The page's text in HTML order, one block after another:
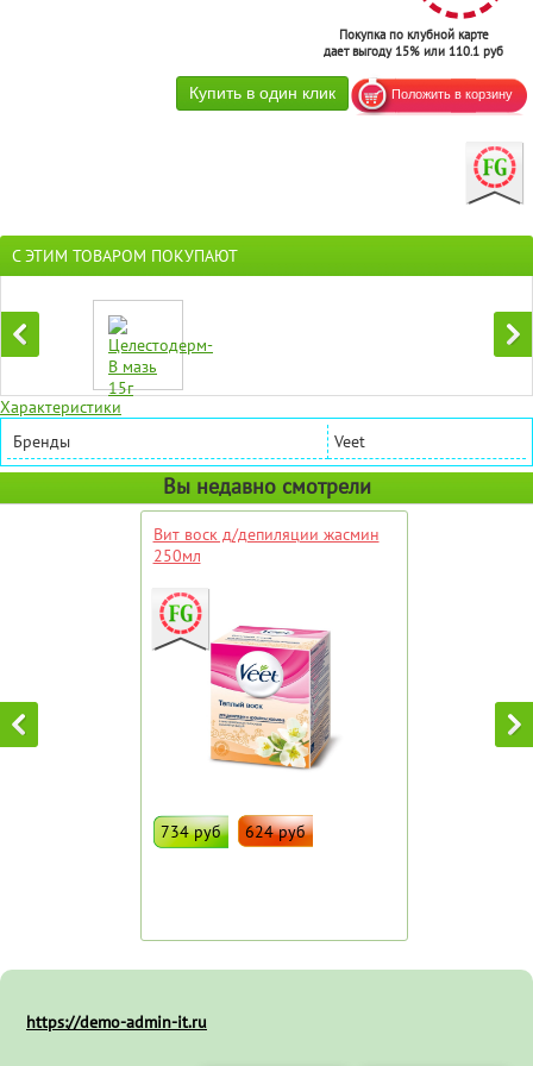
Покупка по клубной карте
дает выгоду 15% или 110.1 руб
С ЭТИМ ТОВАРОМ ПОКУПАЮТ
Характеристики
Бренды
Veet
Вы недавно смотрели
Вит воск д/депиляции жасмин
250мл
734 руб 624 руб
https://demo-admin-it.ru